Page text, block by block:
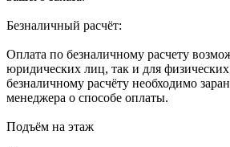
Безналичный расчёт:
Оплата по безналичному расчету
юридических лиц, так и для
безналичному расчёту необходимо
менеджера о способе оплаты.
Подъём на этаж